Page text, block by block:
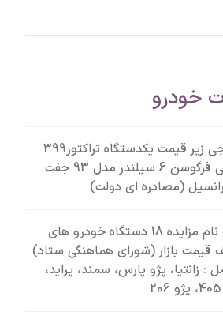
خودرو
حراجی زیر قیمت یکدستگاه تراکتور399
مسی فرگوسن 6 سیلندر مدل 93 جفت
(مصادره ای دولت)
ثبت نام مزایده 18 دستگاه خودرو های
قیمت بازار (شورای هماهنگی ستاد)
: زانتیا، پژو پارس، سمند، پراید،